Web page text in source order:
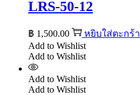
LRS-50-12
฿ 1,500.00
หยิบใส่ตะกร้า
Add to Wishlist
Add to Wishlist
Add to Wishlist
Add to Wishlist